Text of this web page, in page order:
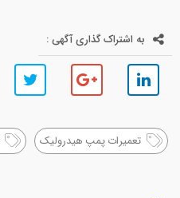
به اشتراک گذاری آگهی :
تعمیرات پمپ هیدرولیک